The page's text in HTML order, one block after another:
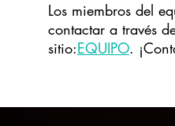
Los miembros del
contactar a través
sitio:EQUIPO.